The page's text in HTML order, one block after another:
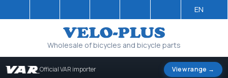
EN
Wholesale of bicycles and bicycle parts
Official VAR importer View range →